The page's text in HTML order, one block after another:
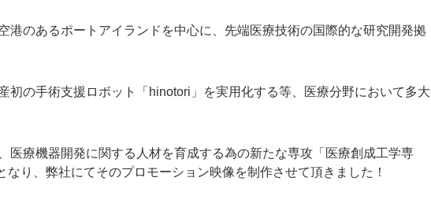
港のあるポートアイランドを中心に、先端医療技術の国際的な研究開発拠
初の手術支援ロボット「hinotori」を実用化する等、医療分野において多大
医療機器開発に関する人材を育成する為の新たな専攻「医療創成工学専
り、弊社にてそのプロモーション映像を制作させて頂きました！